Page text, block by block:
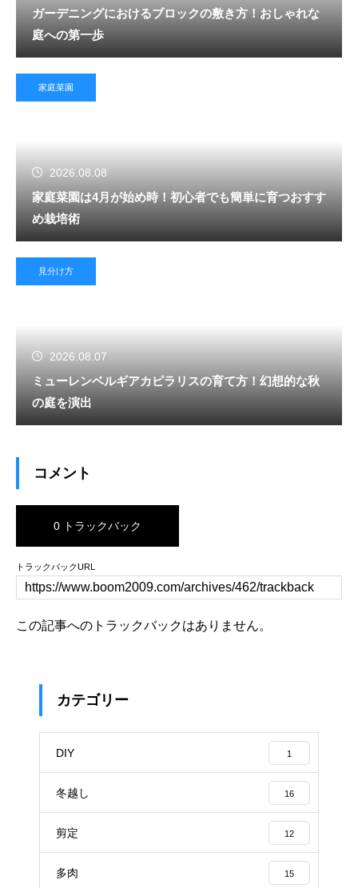
ガーデニングにおけるブロックの敷き方！おしゃれな
庭への第一歩
家庭菜園
2026.08.08
家庭菜園は4月が始め時！初心者でも簡単に育つおすす
め栽培術
見分け方
2026.08.07
ミューレンベルギアカピラリスの育て方！幻想的な秋
の庭を演出
コメント
0 トラックバック
トラックバックURL
この記事へのトラックバックはありません。
カテゴリー
DIY 1
冬越し 16
剪定 12
多肉 15